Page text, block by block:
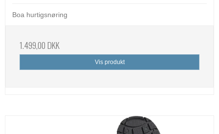
Boa hurtigsnøring
1.499,00 DKK
Vis produkt